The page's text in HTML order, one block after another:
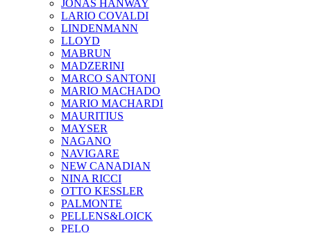
JONAS HANWAY
LARIO COVALDI
LINDENMANN
LLOYD
MABRUN
MADZERINI
MARCO SANTONI
MARIO MACHADO
MARIO MACHARDI
MAURITIUS
MAYSER
NAGANO
NAVIGARE
NEW CANADIAN
NINA RICCI
OTTO KESSLER
PALMONTE
PELLENS&LOICK
PELO